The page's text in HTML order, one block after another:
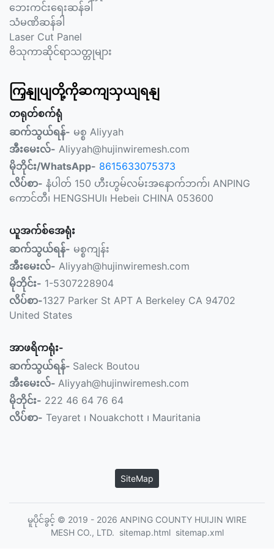
ဘေးကင်းရေးဆန်ခါ
သံမဏိဆန်ခါ
Laser Cut Panel
ဗိသုကာဆိုင်ရာသတ္တုများ
ကြှနျုပျတို့ကိုဆကျသှယျရနျ
တရုတ်စက်ရုံ
ဆက်သွယ်ရန်- မစ္စ Aliyyah
အီးမေးလ်- Aliyyah@hujinwiremesh.com
မိုဘိုင်း/WhatsApp- 8615633075373
လိပ်စာ- နံပါတ် 150 ဟီးဟွမ်လမ်းအနောက်ဘက်၊ ANPING
ကောင်တီ၊ HENGSHUI၊ Hebei၊ CHINA 053600
ယူအက်စ်အေရုံး
ဆက်သွယ်ရန်- မစ္စကျန်း
အီးမေးလ်- Aliyyah@hujinwiremesh.com
မိုဘိုင်း- 1-5307228904
လိပ်စာ-1327 Parker St APT A Berkeley CA 94702
United States
အာဖရိကရုံး-
ဆက်သွယ်ရန်- Saleck Boutou
အီးမေးလ်- Aliyyah@hujinwiremesh.com
မိုဘိုင်း- 222 46 64 76 64
လိပ်စာ- Teyaret ၊ Nouakchott ၊ Mauritania
SiteMap
မူပိုင်ခွင့် © 2019 - 2026 ANPING COUNTY HUIJIN WIRE
MESH CO., LTD. sitemap.html sitemap.xml